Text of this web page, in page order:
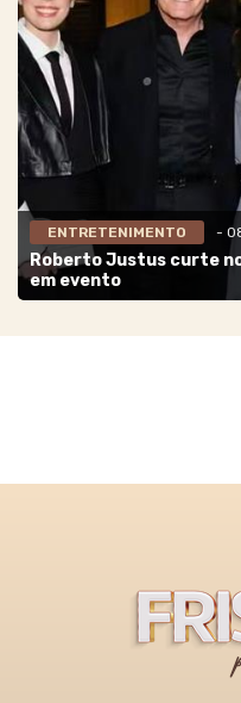
ENTRETENIMENTO -
Roberto Justus curte
em evento